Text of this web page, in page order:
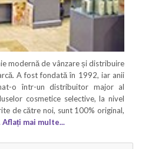
modernă de vânzare și distribuire
A fost fondată în 1992, iar anii
o într-un distribuitor major al
cosmetice selective, la nivel
de către noi, sunt 100% original,
Aflați mai multe...